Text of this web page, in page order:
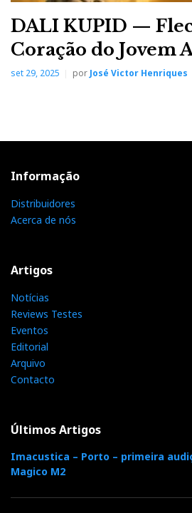
DALI KUPID —
Coração do Jovem
set 29, 2025 por José Victor Henriques
Informação
Distribuidores
Acerca de nós
Artigos
Notícias
Reviews Testes
Eventos
Editorial
Arquivo
Contacto
Últimos Artigos
Imacustica – Porto – primeira
Magico M2